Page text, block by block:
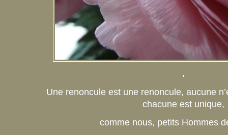
.
Une renoncule est une renoncule, aucune
chacune est unique,
comme nous, petits Hommes